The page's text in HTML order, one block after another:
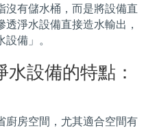
沒有儲水桶，而是將設備直
淨水設備直接造水輸出，
備」。
設備的特點：
廚房空間，尤其適合空間有